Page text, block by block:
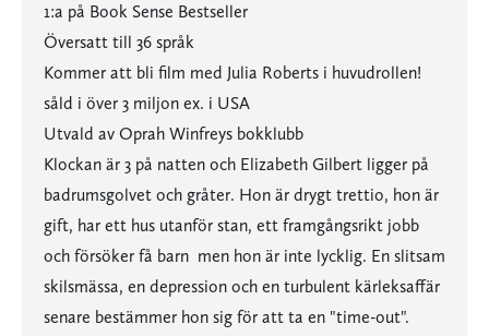
1:a på Book Sense Bestseller
Översatt till 36 språk
Kommer att bli film med Julia Roberts i huvudrollen!
såld i över 3 miljon ex. i USA
Utvald av Oprah Winfreys bokklubb
Klockan är 3 på natten och Elizabeth Gilbert ligger på
badrumsgolvet och gråter. Hon är drygt trettio, hon är
gift, har ett hus utanför stan, ett framgångsrikt jobb
och försöker få barn  men hon är inte lycklig. En slitsam
skilsmässa, en depression och en turbulent kärleksaffär
senare bestämmer hon sig för att ta en "time-out".